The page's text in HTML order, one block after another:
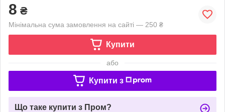
8 ₴
Мінімальна сума замовлення на сайті — 250 ₴
Купити
або
Купити з
Що таке купити з Пром?